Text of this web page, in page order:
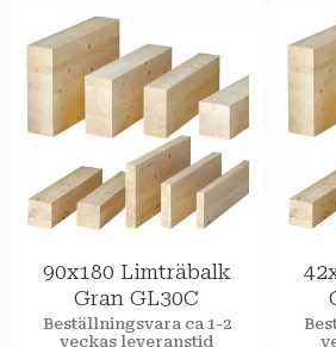
90x180 Limträbalk
Gran GL30C
Beställningsvara ca 1-2
veckas leveranstid